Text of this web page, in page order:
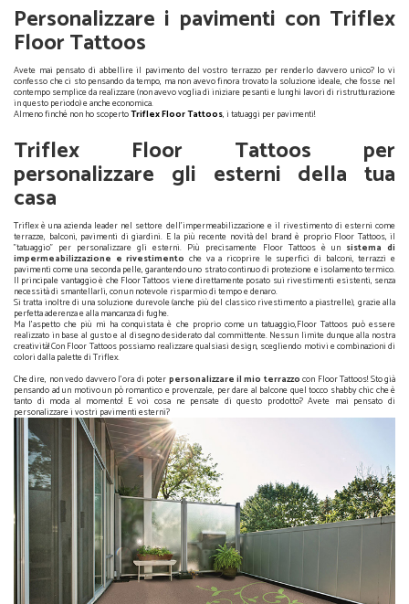
Personalizzare i pavimenti con Triflex
Floor Tattoos
Avete mai pensato di abbellire il pavimento del vostro terrazzo per renderlo davvero unico? Io vi
confesso che ci sto pensando da tempo, ma non avevo finora trovato la soluzione ideale, che fosse nel
contempo semplice da realizzare (non avevo voglia di iniziare pesanti e lunghi lavori di ristrutturazione
in questo periodo) e anche economica.
Almeno finché non ho scopertoTriflex Floor Tattoos, i tatuaggi per pavimenti!
Triflex Floor Tattoos per
personalizzare gli esterni della tua
casa
Triflex è una azienda leader nel settore dell’impermeabilizzazione e il rivestimento di esterni come
terrazze, balconi, pavimenti di giardini. E la più recente novità del brand è proprio Floor Tattoos, il
"tatuaggio" per personalizzare gli esterni. Più precisamente Floor Tattoos è un sistema di
impermeabilizzazione e rivestimento che va a ricoprire le superfici di balconi, terrazzi e
pavimenti come una seconda pelle, garantendo uno strato continuo di protezione e isolamento termico.
Il principale vantaggio è che Floor Tattoos viene direttamente posato sui rivestimenti esistenti, senza
necessità di smantellarli, con un notevole risparmio di tempo e denaro.
Si tratta inoltre di una soluzione durevole (anche più del classico rivestimento a piastrelle), grazie alla
perfetta aderenza e alla mancanza di fughe.
Ma l'aspetto che più mi ha conquistata è che proprio come un tatuaggio,Floor Tattoos può essere
realizzato in base al gusto e al disegno desiderato dal committente. Nessun limite dunque alla nostra
creatività! Con Floor Tattoos possiamo realizzare qualsiasi design, scegliendo motivi e combinazioni di
colori dalla palette di Triflex.
Che dire, non vedo davvero l'ora di poterpersonalizzare il mio terrazzocon Floor Tattoos! Sto già
pensando ad un motivo un pò romantico e provenzale, per dare al balcone quel tocco shabby chic che è
tanto di moda al momento! E voi cosa ne pensate di questo prodotto? Avete mai pensato di
personalizzare i vostri pavimenti esterni?